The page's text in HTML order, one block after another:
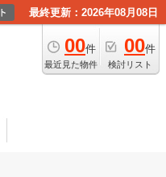
最終更新：2026年08月08日
00件
最近見た物件
00件
検討リスト